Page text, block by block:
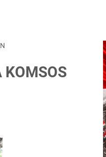
KOMSOS